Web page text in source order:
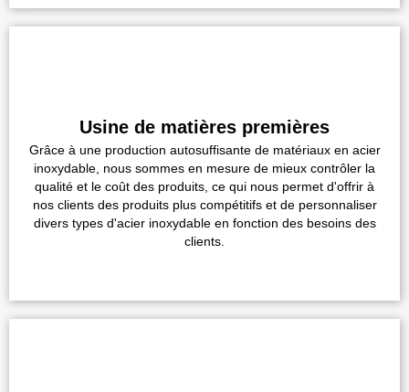
Usine de matières premières
Grâce à une production autosuffisante de matériaux en acier
inoxydable, nous sommes en mesure de mieux contrôler la
qualité et le coût des produits, ce qui nous permet d'offrir à
nos clients des produits plus compétitifs et de personnaliser
divers types d'acier inoxydable en fonction des besoins des
clients.